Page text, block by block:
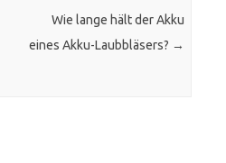
Wie lange hält der Akku
eines Akku-Laubbläsers? →